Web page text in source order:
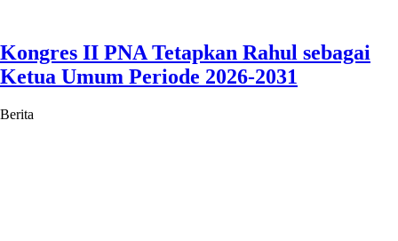
Kongres II PNA Tetapkan Rahul sebagai
Ketua Umum Periode 2026-2031
Berita